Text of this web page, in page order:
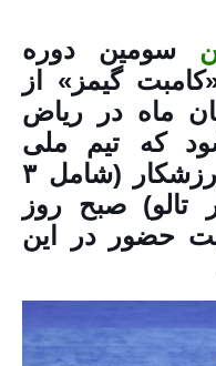
سومین دوره
گیمز» از
لغایت ۲ آبان ماه در ریاض
که تیم ملی
ووشو کشورمان با ۷ ورزشکار (شامل ۳
ورزشکار تالو) صبح روز
جهت حضور در این